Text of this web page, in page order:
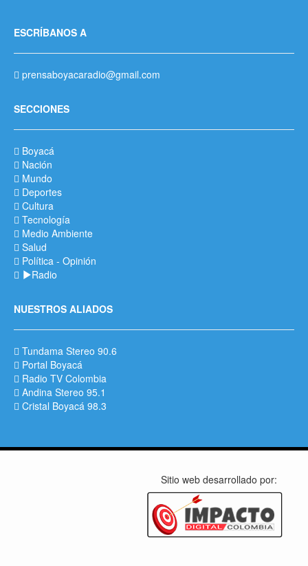
ESCRÍBANOS A
prensaboyacaradio@gmail.com
SECCIONES
Boyacá
Nación
Mundo
Deportes
Cultura
Tecnología
Medio Ambiente
Salud
Política - Opinión
Radio
NUESTROS ALIADOS
Tundama Stereo 90.6
Portal Boyacá
Radio TV Colombia
Andina Stereo 95.1
Cristal Boyacá 98.3
Sitio web desarrollado por: